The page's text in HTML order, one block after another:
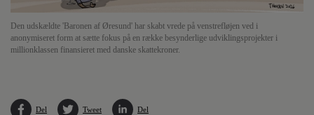
Den udskældte 'Baronen af Øresund' har skabt vrede på venstrefløjen ved i
anonymiseret form at sætte fokus på en række besynderlige udviklingsprojekter i
millionklassen finansieret med danske skattekroner.
Del Tweet Del